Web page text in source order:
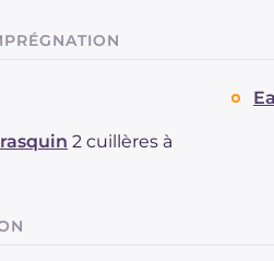
2 cuillères à